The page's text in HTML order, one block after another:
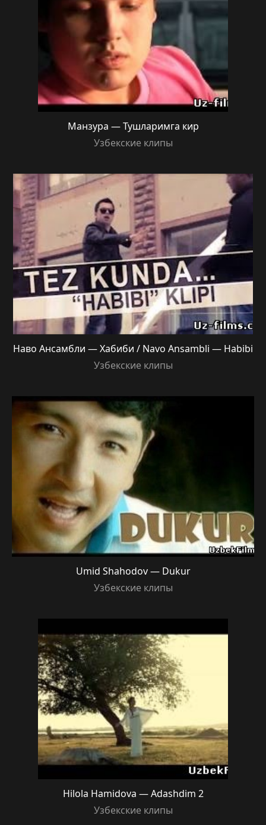
Манзура — Тушларимга кир
Узбекские клипы
Наво Ансамбли — Хабиби / Navo Ansambli — Habibi
Узбекские клипы
Umid Shahodov — Dukur
Узбекские клипы
Hilola Hamidova — Adashdim 2
Узбекские клипы